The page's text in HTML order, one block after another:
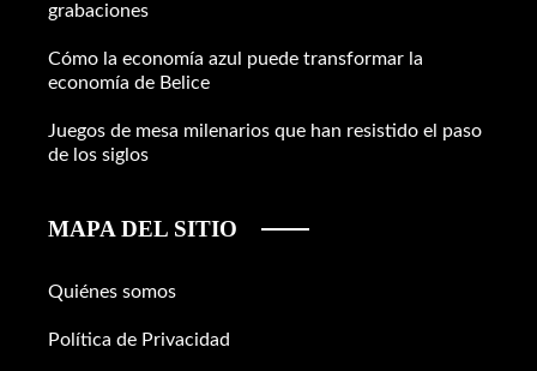
grabaciones
Cómo la economía azul puede transformar la
economía de Belice
Juegos de mesa milenarios que han resistido el paso
de los siglos
MAPA DEL SITIO
Quiénes somos
Política de Privacidad